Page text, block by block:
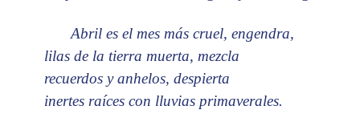
Abril es el mes más cruel, engendra,
lilas de la tierra muerta, mezcla
recuerdos y anhelos, despierta
inertes raíces con lluvias primaverales.